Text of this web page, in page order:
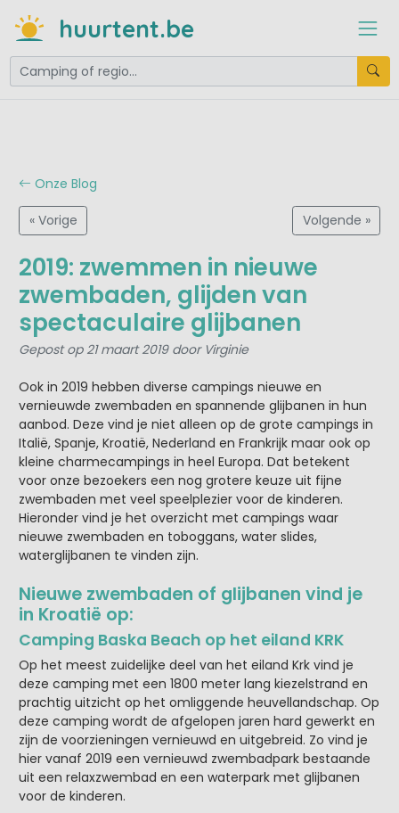
huurtent.be
Onze Blog
« Vorige Volgende »
2019: zwemmen in nieuwe
zwembaden, glijden van
spectaculaire glijbanen
Gepost op 21 maart 2019 door Virginie
Ook in 2019 hebben diverse campings nieuwe en
vernieuwde zwembaden en spannende glijbanen in hun
aanbod. Deze vind je niet alleen op de grote campings in
Italië, Spanje, Kroatië, Nederland en Frankrijk maar ook op
kleine charmecampings in heel Europa. Dat betekent
voor onze bezoekers een nog grotere keuze uit fijne
zwembaden met veel speelplezier voor de kinderen.
Hieronder vind je het overzicht met campings waar
nieuwe zwembaden en toboggans, water slides,
waterglijbanen te vinden zijn.
Nieuwe zwembaden of glijbanen vind je
in Kroatië op:
Camping Baska Beach op het eiland KRK
Op het meest zuidelijke deel van het eiland Krk vind je
deze camping met een 1800 meter lang kiezelstrand en
prachtig uitzicht op het omliggende heuvellandschap. Op
deze camping wordt de afgelopen jaren hard gewerkt en
zijn de voorzieningen vernieuwd en uitgebreid. Zo vind je
hier vanaf 2019 een vernieuwd zwembadpark bestaande
uit een relaxzwembad en een waterpark met glijbanen
voor de kinderen.